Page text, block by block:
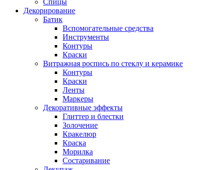
Спицы
Декорирование
Батик
Вспомогательные средства
Инструменты
Контуры
Краски
Витражная роспись по стеклу и керамике
Контуры
Краски
Ленты
Маркеры
Декоративные эффекты
Глиттер и блестки
Золочение
Кракелюр
Краска
Морилка
Состаривание